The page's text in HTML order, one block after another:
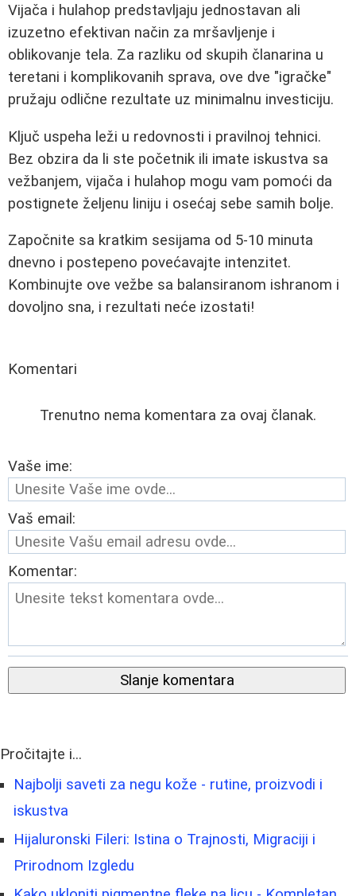
Vijača i hulahop predstavljaju jednostavan ali
izuzetno efektivan način za mršavljenje i
oblikovanje tela. Za razliku od skupih članarina u
teretani i komplikovanih sprava, ove dve "igračke"
pružaju odlične rezultate uz minimalnu investiciju.
Ključ uspeha leži u redovnosti i pravilnoj tehnici.
Bez obzira da li ste početnik ili imate iskustva sa
vežbanjem, vijača i hulahop mogu vam pomoći da
postignete željenu liniju i osećaj sebe samih bolje.
Započnite sa kratkim sesijama od 5-10 minuta
dnevno i postepeno povećavajte intenzitet.
Kombinujte ove vežbe sa balansiranom ishranom i
dovoljno sna, i rezultati neće izostati!
Komentari
Trenutno nema komentara za ovaj članak.
Vaše ime:
Vaš email:
Komentar:
Slanje komentara
Pročitajte i...
Najbolji saveti za negu kože - rutine, proizvodi i
iskustva
Hijaluronski Fileri: Istina o Trajnosti, Migraciji i
Prirodnom Izgledu